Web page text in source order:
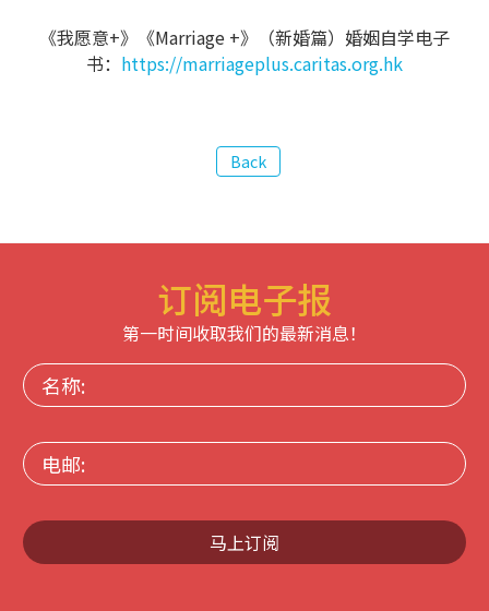
《我愿意+》《Marriage +》（新婚篇）婚姻自学电子
书： https://marriageplus.caritas.org.hk
订阅电子报
第一时间收取我们的最新消息！
名
称:
电
邮:
马上订阅